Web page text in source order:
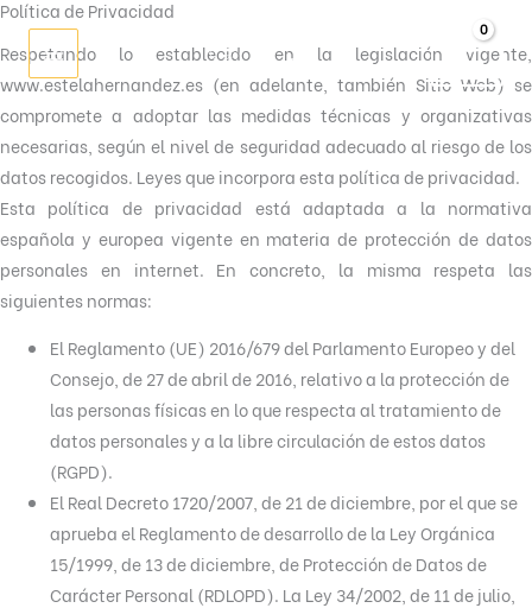
Ir
al
contenido
0.00€
Política de Privacidad
Respetando lo establecido en la legislación vigente,
www.estelahernandez.es (en adelante, también Sitio Web) se
compromete a adoptar las medidas técnicas y organizativas
necesarias, según el nivel de seguridad adecuado al riesgo de los
datos recogidos. Leyes que incorpora esta política de privacidad.
Esta política de privacidad está adaptada a la normativa
española y europea vigente en materia de protección de datos
personales en internet. En concreto, la misma respeta las
siguientes normas:
El Reglamento (UE) 2016/679 del Parlamento Europeo y del
Consejo, de 27 de abril de 2016, relativo a la protección de
las personas físicas en lo que respecta al tratamiento de
datos personales y a la libre circulación de estos datos
(RGPD).
El Real Decreto 1720/2007, de 21 de diciembre, por el que se
aprueba el Reglamento de desarrollo de la Ley Orgánica
15/1999, de 13 de diciembre, de Protección de Datos de
Carácter Personal (RDLOPD). La Ley 34/2002, de 11 de julio,